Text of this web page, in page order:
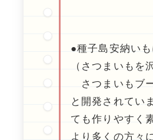
●種子島安納いも
（さつまいもを
さつまいもブ
と開発されてい
ても作りやすく
より多くの方々